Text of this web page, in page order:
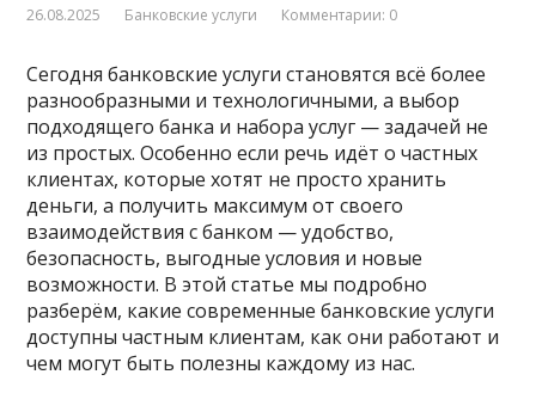
26.08.2025 Банковские услуги Комментарии: 0
Сегодня банковские услуги становятся всё более
разнообразными и технологичными, а выбор
подходящего банка и набора услуг — задачей не
из простых. Особенно если речь идёт о частных
клиентах, которые хотят не просто хранить
деньги, а получить максимум от своего
взаимодействия с банком — удобство,
безопасность, выгодные условия и новые
возможности. В этой статье мы подробно
разберём, какие современные банковские услуги
доступны частным клиентам, как они работают и
чем могут быть полезны каждому из нас.